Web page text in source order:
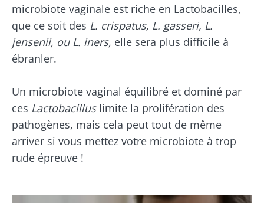
microbiote vaginale est riche en Lactobacilles,
que ce soit des L. crispatus, L. gasseri, L.
jensenii, ou L. iners, elle sera plus difficile à
ébranler.
Un microbiote vaginal équilibré et dominé par
ces Lactobacilluslimite la prolifération des
pathogènes, mais cela peut tout de même
arriver si vous mettez votre microbiote à trop
rude épreuve !